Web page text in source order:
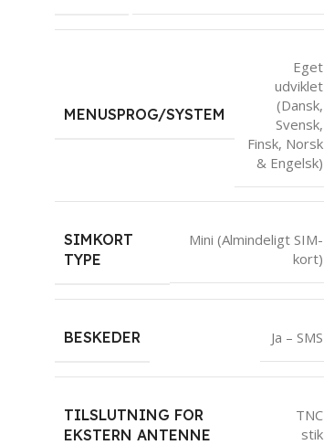
MENUSPROG/SYSTEM
Eget
udviklet
(Dansk,
Svensk,
Finsk, Norsk
& Engelsk)
SIMKORT
TYPE
Mini (Almindeligt SIM-
kort)
BESKEDER Ja – SMS
TILSLUTNING FOR
EKSTERN ANTENNE
TNC
stik